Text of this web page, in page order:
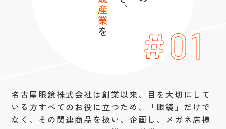
を #01
名古屋眼鏡株式会社は創業以来、目を大切にして
いる方すべてのお役に立つため、「眼鏡」だけで
なく、その関連商品を扱い、企画し、メガネ店様